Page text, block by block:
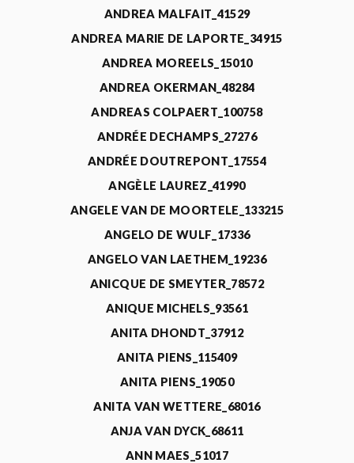
ANDREA MALFAIT_41529
ANDREA MARIE DE LAPORTE_34915
ANDREA MOREELS_15010
ANDREA OKERMAN_48284
ANDREAS COLPAERT_100758
ANDRÉE DECHAMPS_27276
ANDRÉE DOUTREPONT_17554
ANGÈLE LAUREZ_41990
ANGELE VAN DE MOORTELE_133215
ANGELO DE WULF_17336
ANGELO VAN LAETHEM_19236
ANICQUE DE SMEYTER_78572
ANIQUE MICHELS_93561
ANITA DHONDT_37912
ANITA PIENS_115409
ANITA PIENS_19050
ANITA VAN WETTERE_68016
ANJA VAN DYCK_68611
ANN MAES_51017